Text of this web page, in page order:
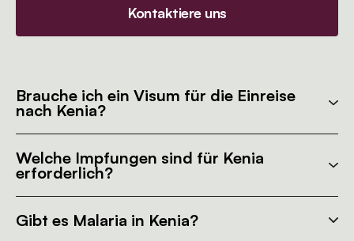
Kontaktiere uns
Brauche ich ein Visum für die Einreise
nach Kenia?
Welche Impfungen sind für Kenia
erforderlich?
Gibt es Malaria in Kenia?